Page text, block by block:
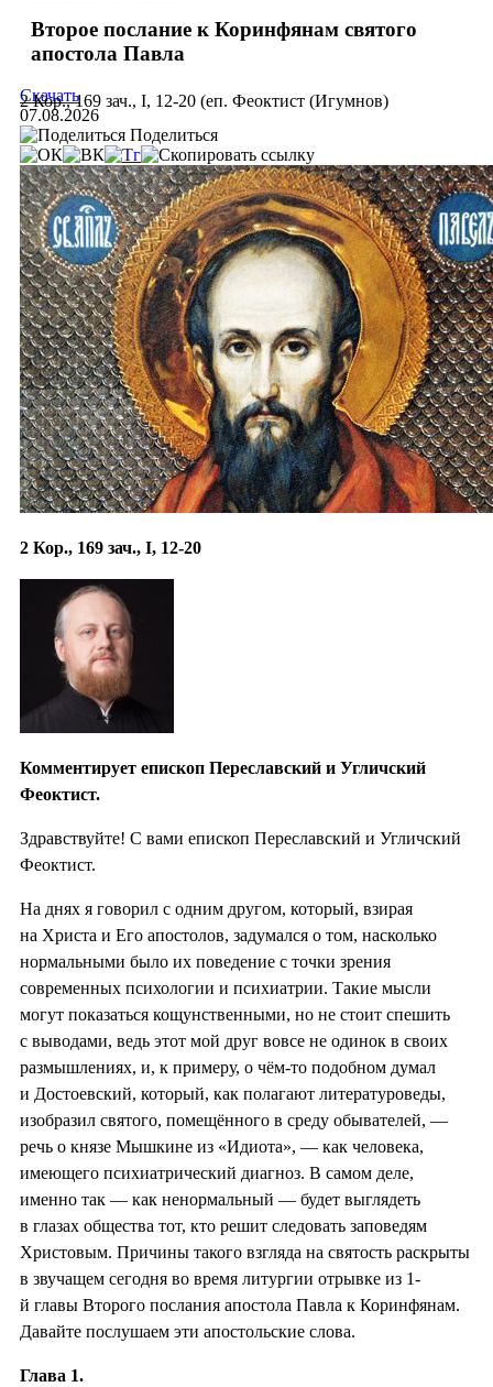
Второе послание к Коринфянам святого
апостола Павла
2 Кор., 169 зач., I, 12-20 (еп. Феоктист (Игумнов)
Скачать
07.08.2026
Поделиться
2 Кор., 169 зач., I, 12-20
Комментирует епископ Переславский и Угличский
Феоктист.
Здравствуйте! С вами епископ Переславский и Угличский
Феоктист.
На днях я говорил с одним другом, который, взирая
на Христа и Его апостолов, задумался о том, насколько
нормальными было их поведение с точки зрения
современных психологии и психиатрии. Такие мысли
могут показаться кощунственными, но не стоит спешить
с выводами, ведь этот мой друг вовсе не одинок в своих
размышлениях, и, к примеру, о чём-то подобном думал
и Достоевский, который, как полагают литературоведы,
изобразил святого, помещённого в среду обывателей, —
речь о князе Мышкине из «Идиота», — как человека,
имеющего психиатрический диагноз. В самом деле,
именно так — как ненормальный — будет выглядеть
в глазах общества тот, кто решит следовать заповедям
Христовым. Причины такого взгляда на святость раскрыты
в звучащем сегодня во время литургии отрывке из 1-
й главы Второго послания апостола Павла к Коринфянам.
Давайте послушаем эти апостольские слова.
Глава 1.